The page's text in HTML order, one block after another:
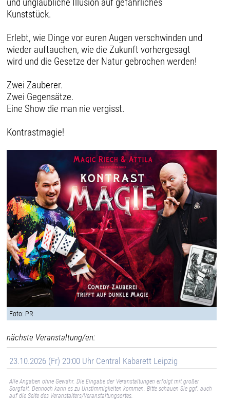
Kunststück.
Erlebt, wie Dinge vor euren Augen verschwinden und
wieder auftauchen, wie die Zukunft vorhergesagt
wird und die Gesetze der Natur gebrochen werden!
Zwei Zauberer.
Zwei Gegensätze.
Eine Show die man nie vergisst.
Kontrastmagie!
Foto: PR
nächste Veranstaltung/en:
23.10.2026 (Fr) 20:00 Uhr Central Kabarett Leipzig
Alle Angaben ohne Gewähr. Die Eingabe der Veranstaltungen erfolgt mit großer
Sorgfalt. Dennoch kann es zu Unstimmigkeiten kommen. Bitte schauen Sie ggf. auch
auf die Seite des Veranstalters/Veranstaltungsortes.